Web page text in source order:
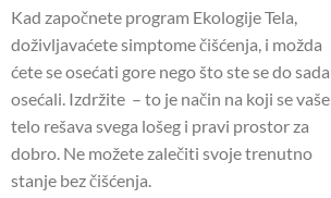
Kad započnete program Ekologije Tela,
doživljavaćete simptome čišćenja, i možda
ćete se osećati gore nego što ste se do sada
osećali. Izdržite – to je način na koji se vaše
telo rešava svega lošeg i pravi prostor za
dobro. Ne možete zalečiti svoje trenutno
stanje bez čišćenja.